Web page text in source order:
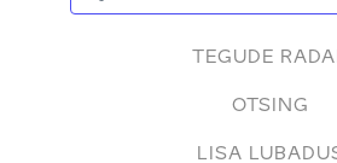
TEGUDE
OTSING
LISA